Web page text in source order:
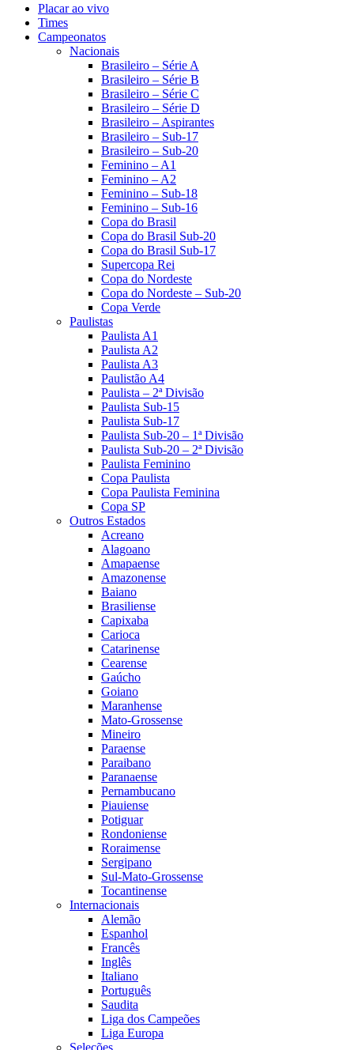
Placar ao vivo
Times
Campeonatos
Nacionais
Brasileiro – Série A
Brasileiro – Série B
Brasileiro – Série C
Brasileiro – Série D
Brasileiro – Aspirantes
Brasileiro – Sub-17
Brasileiro – Sub-20
Feminino – A1
Feminino – A2
Feminino – Sub-18
Feminino – Sub-16
Copa do Brasil
Copa do Brasil Sub-20
Copa do Brasil Sub-17
Supercopa Rei
Copa do Nordeste
Copa do Nordeste – Sub-20
Copa Verde
Paulistas
Paulista A1
Paulista A2
Paulista A3
Paulistão A4
Paulista – 2ª Divisão
Paulista Sub-15
Paulista Sub-17
Paulista Sub-20 – 1ª Divisão
Paulista Sub-20 – 2ª Divisão
Paulista Feminino
Copa Paulista
Copa Paulista Feminina
Copa SP
Outros Estados
Acreano
Alagoano
Amapaense
Amazonense
Baiano
Brasiliense
Capixaba
Carioca
Catarinense
Cearense
Gaúcho
Goiano
Maranhense
Mato-Grossense
Mineiro
Paraense
Paraibano
Paranaense
Pernambucano
Piauiense
Potiguar
Rondoniense
Roraimense
Sergipano
Sul-Mato-Grossense
Tocantinense
Internacionais
Alemão
Espanhol
Francês
Inglês
Italiano
Português
Saudita
Liga dos Campeões
Liga Europa
Seleções